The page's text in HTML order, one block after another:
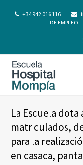
+34 942 016 116
DE EMPLEO
La Escuela
matriculados,
para la
en casaca,